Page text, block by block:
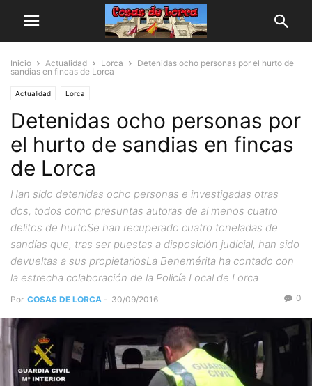
Inicio Actualidad Lorca
Detenidas ocho personas por el hurto de
sandias en fincas de Lorca
Actualidad Lorca
Detenidas ocho personas por
el hurto de sandias en fincas
de Lorca
Han sido detenidas ocho personas e investigadas otras
dos, todos como presuntas autoras de al menos cuatro
delitos de hurtoSe han recuperado cuatro toneladas de
sandías que, tras ser puestas a disposición judicial, han sido
devueltas a sus propietariosLa Benemérita ha contado con
la estrecha colaboración de la Policía Local de Lorca
Por COSAS DE LORCA - 30/09/2016 0